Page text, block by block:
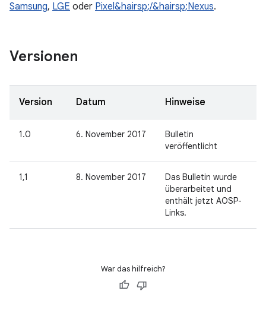
Samsung, LGE oder Pixel&hairsp;/&hairsp;Nexus.
Versionen
Version Datum Hinweise
1.0 6. November 2017
Bulletin
veröffentlicht
1,1 8. November 2017
Das Bulletin wurde
überarbeitet und
enthält jetzt AOSP-
Links.
War das hilfreich?